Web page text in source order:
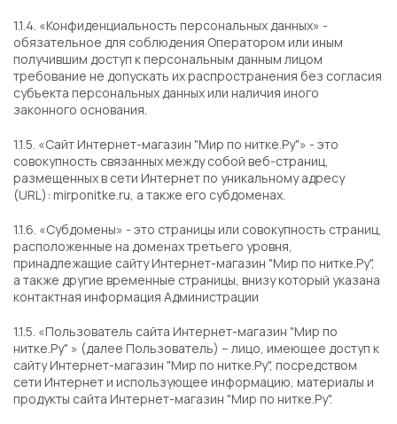
1.1.4. «Конфиденциальность персональных данных» -
обязательное для соблюдения Оператором или иным
получившим доступ к персональным данным лицом
требование не допускать их распространения без согласия
субъекта персональных данных или наличия иного
законного основания.
1.1.5. «Сайт Интернет-магазин "Мир по нитке.Ру"» - это
совокупность связанных между собой веб-страниц,
размещенных в сети Интернет по уникальному адресу
(URL): mirponitke.ru, а также его субдоменах.
1.1.6. «Субдомены» - это страницы или совокупность страниц,
расположенные на доменах третьего уровня,
принадлежащие сайту Интернет-магазин "Мир по нитке.Ру",
а также другие временные страницы, внизу который указана
контактная информация Администрации
1.1.5. «Пользователь сайта Интернет-магазин "Мир по
нитке.Ру" » (далее Пользователь) – лицо, имеющее доступ к
сайту Интернет-магазин "Мир по нитке.Ру", посредством
сети Интернет и использующее информацию, материалы и
продукты сайта Интернет-магазин "Мир по нитке.Ру".